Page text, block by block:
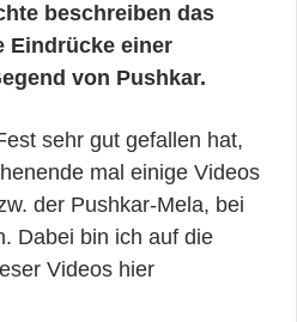
beschreiben das
Eindrücke einer
von Pushkar.
sehr gut gefallen hat,
mal einige Videos
der Pushkar-Mela, bei
Dabei bin ich auf die
Videos hier